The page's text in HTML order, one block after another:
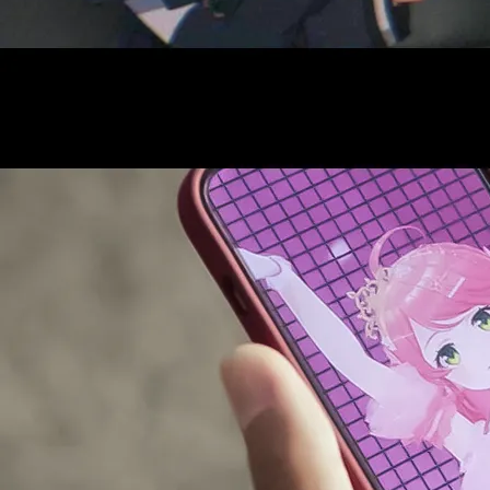
SUPPORT ADVERTISING
OFFICIAL SHOP
HOLODULE
プライバシーポリシー
未成年の方々へのお願い
二次創作ガイドライン